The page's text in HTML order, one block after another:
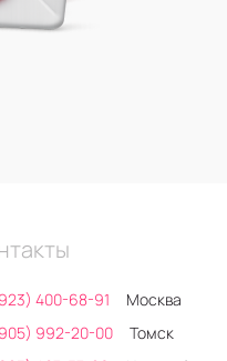
400-68-91
Москва
992-20-00
Томск